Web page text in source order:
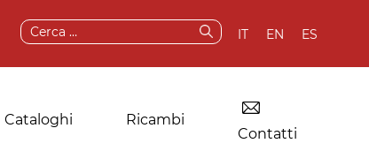
Ricerca
IT EN ES
Cataloghi
Ricambi
Contatti